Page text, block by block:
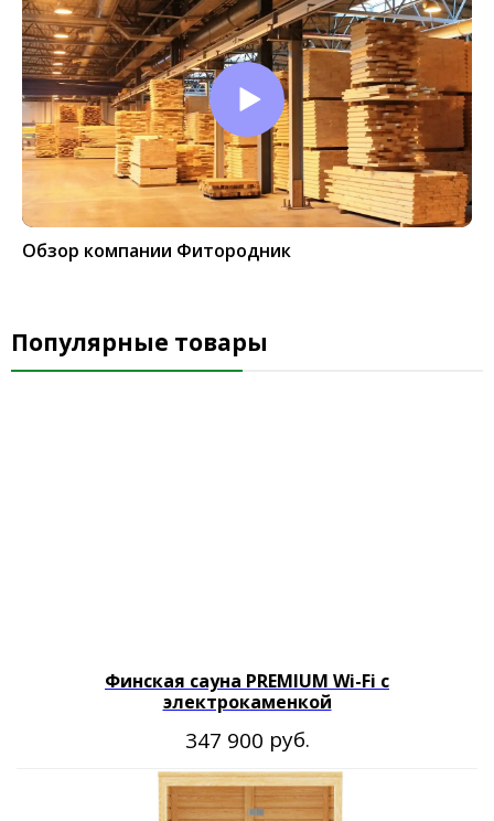
Обзор компании Фитородник
Популярные товары
Финская сауна PREMIUM Wi-Fi с
электрокаменкой
347 900 руб.
Купели с подогревом
Купели для бани